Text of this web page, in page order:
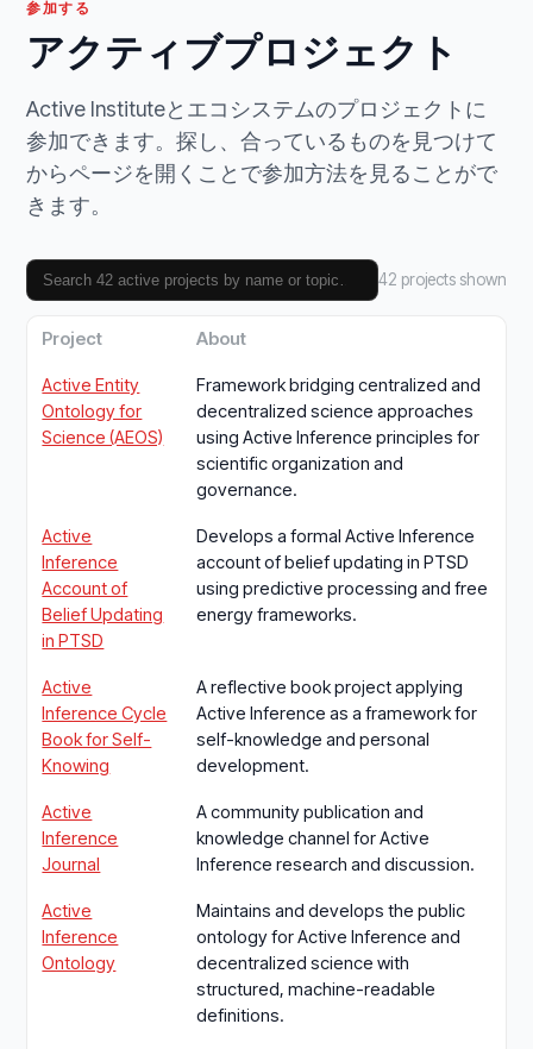
参加する
アクティブプロジェクト
Active Instituteとエコシステムのプロジェクトに
参加できます。探し、合っているものを見つけて
からページを開くことで参加方法を見ることがで
きます。
42 projects shown
Project About
Active Entity
Ontology for
Science (AEOS)
Framework bridging centralized and
decentralized science approaches
using Active Inference principles for
scientific organization and
governance.
Active
Inference
Account of
Belief Updating
in PTSD
Develops a formal Active Inference
account of belief updating in PTSD
using predictive processing and free
energy frameworks.
Active
Inference Cycle
Book for Self-
Knowing
A reflective book project applying
Active Inference as a framework for
self-knowledge and personal
development.
Active
Inference
Journal
A community publication and
knowledge channel for Active
Inference research and discussion.
Active
Inference
Ontology
Maintains and develops the public
ontology for Active Inference and
decentralized science with
structured, machine-readable
definitions.